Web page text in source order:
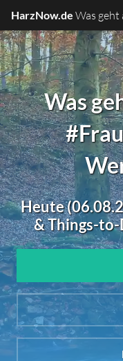
HarzNow.de Was geht
Was
Heute
& Things-